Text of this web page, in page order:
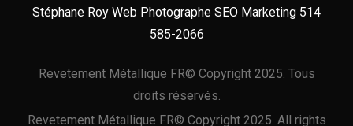
Stéphane Roy Web Photographe SEO Marketing 514
585-2066
Revetement Métallique FR© Copyright 2025. Tous
droits réservés.
Revetement Métallique FR© Copyright 2025. All rights